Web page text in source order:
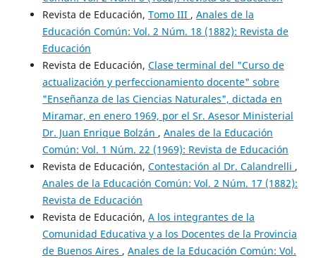
Revista de Educación, Tomo III , Anales de la
Educación Común: Vol. 2 Núm. 18 (1882): Revista de
Educación
Revista de Educación, Clase terminal del "Curso de
actualización y perfeccionamiento docente" sobre
"Enseñanza de las Ciencias Naturales", dictada en
Miramar, en enero 1969, por el Sr. Asesor Ministerial
Dr. Juan Enrique Bolzán , Anales de la Educación
Común: Vol. 1 Núm. 22 (1969): Revista de Educación
Revista de Educación, Contestación al Dr. Calandrelli ,
Anales de la Educación Común: Vol. 2 Núm. 17 (1882):
Revista de Educación
Revista de Educación, A los integrantes de la
Comunidad Educativa y a los Docentes de la Provincia
de Buenos Aires , Anales de la Educación Común: Vol.